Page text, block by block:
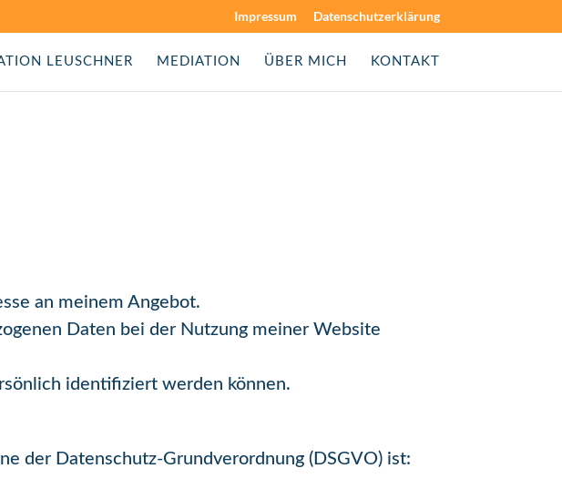
Impressum Datenschutzerklärung
LEUSCHNER MEDIATION ÜBER MICH KONTAKT
an meinem Angebot.
Daten bei der Nutzung meiner Website
identifiziert werden können.
der Datenschutz-Grundverordnung (DSGVO) ist: